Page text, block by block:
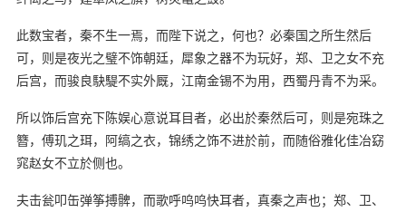
此数宝者，秦不生一焉，而陛下说之，何也？必秦国之所生然后
可，则是夜光之璧不饰朝廷，犀象之器不为玩好，郑、卫之女不充
后宫，而骏良駃騠不实外厩，江南金锡不为用，西蜀丹青不为采。
所以饰后宫充下陈娱心意说耳目者，必出於秦然后可，则是宛珠之
簪，傅玑之珥，阿缟之衣，锦绣之饰不进於前，而随俗雅化佳冶窈
窕赵女不立於侧也。
夫击瓮叩缶弹筝搏髀，而歌呼呜呜快耳者，真秦之声也；郑、卫、